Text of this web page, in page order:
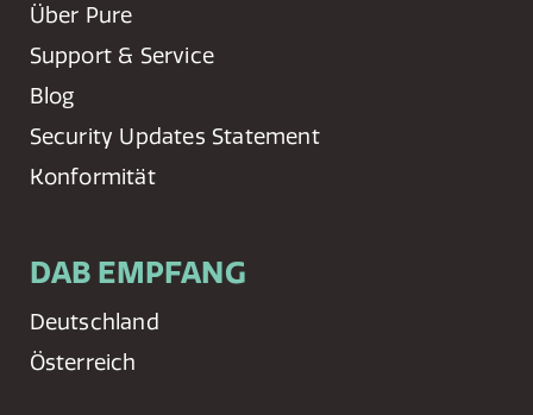
Über Pure
Support & Service
Blog
Security Updates Statement
Konformität
DAB EMPFANG
Deutschland
Österreich